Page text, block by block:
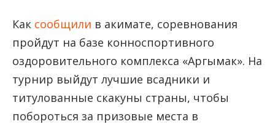
Как сообщили в акимате, соревнования
пройдут на базе конноспортивного
оздоровительного комплекса «Аргымак». На
турнир выйдут лучшие всадники и
титулованные скакуны страны, чтобы
побороться за призовые места в